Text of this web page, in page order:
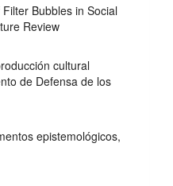
Bubbles in Social
Review
cultural
de Defensa de los
epistemológicos,